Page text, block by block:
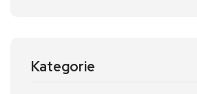
Kategorie